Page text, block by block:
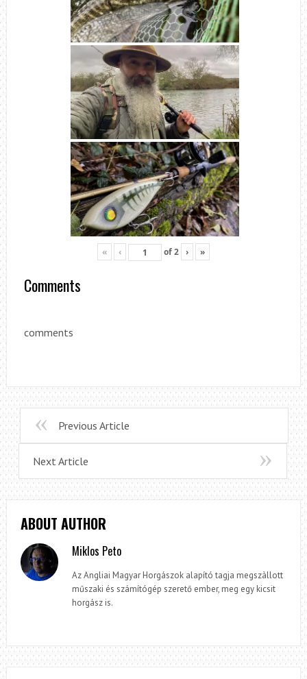
« ‹ of2 › »
Comments
comments
Previous Article
Next Article
ABOUT AUTHOR
Miklos Peto
Az Angliai Magyar Horgászok alapító tagja megszàllott
műszaki és számítógép szerető ember, meg egy kicsit
horgász is.